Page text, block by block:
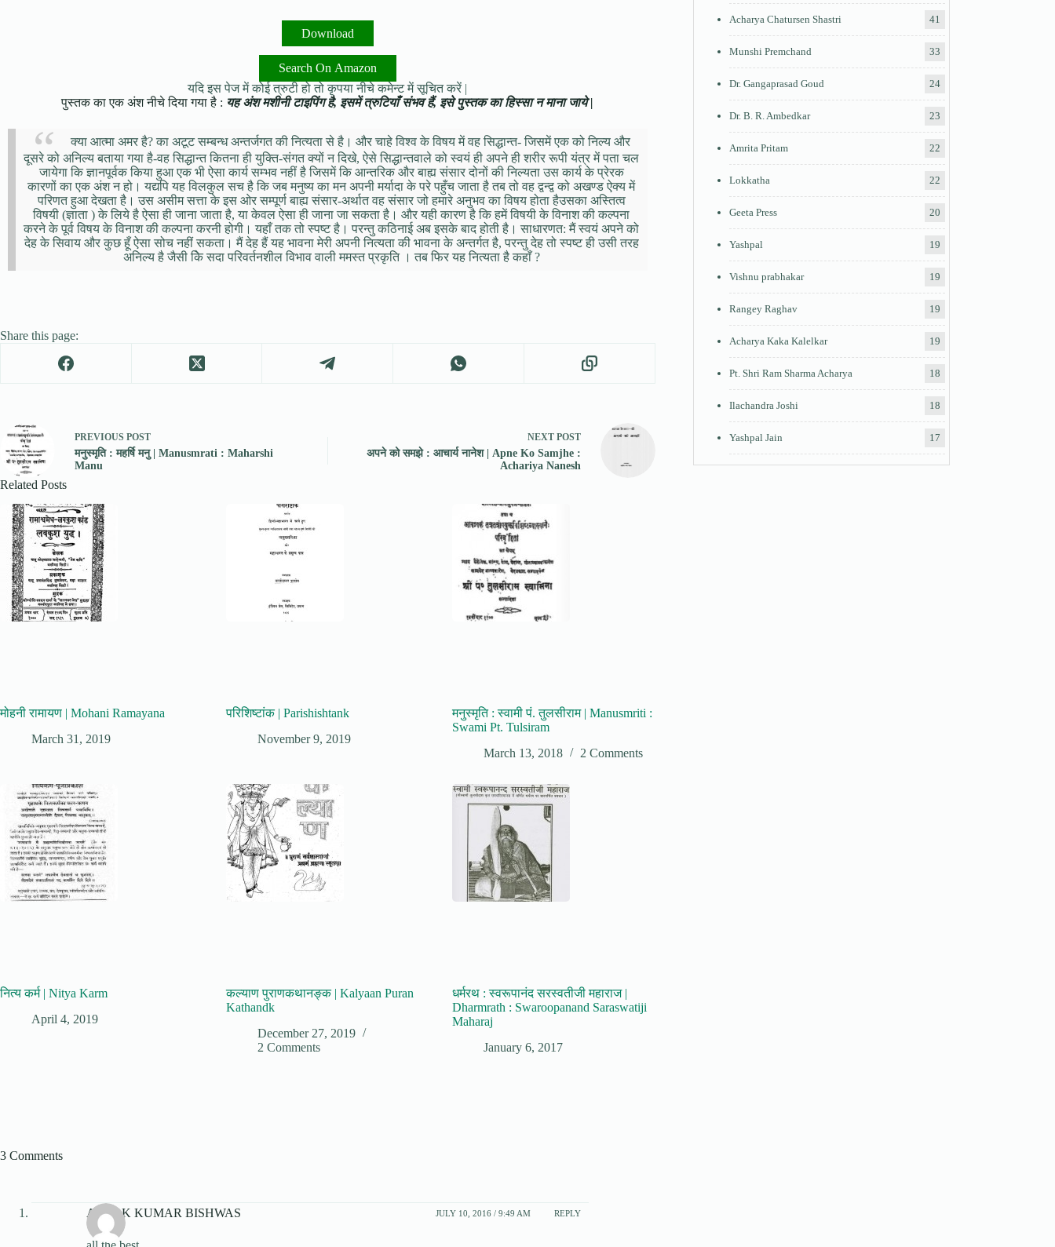
Download
Search On Amazon
यदि इस पेज में कोई त्रुटी हो तो कृपया नीचे कमेन्ट में सूचित करें |
पुस्तक का एक अंश नीचे दिया गया है : यह अंश मशीनी टाइपिंग है, इसमें त्रुटियाँ संभव हैं, इसे पुस्तक का हिस्सा न माना जाये |
क्या आत्मा अमर है? का अटूट सम्बन्ध अन्तर्जगत की नित्यता से है। और चाहे विश्व के विषय में वह सिद्धान्त- जिसमें एक को निल्य और
दूसरे को अनिल्य बताया गया है-वह सिद्धान्त कितना ही युक्ति-संगत क्यों न दिखे, ऐसे सिद्धान्तवाले को स्वयं ही अपने ही शरीर रूपी यंत्र में पता चल
जायेगा कि ज्ञानपूर्वक किया हुआ एक भी ऐसा कार्य सम्भव नहीं है जिसमें कि आन्तरिक और बाह्य संसार दोनों की निल्यता उस कार्य के प्रेरक
कारणों का एक अंश न हो। यद्यपि यह विलकुल सच है कि जब मनुष्य का मन अपनी मर्यादा के परे पहुँच जाता है तब तो वह द्वन्द्व को अखण्ड ऐक्य में
परिणत हुआ देखता है। उस असीम सत्ता के इस ओर सम्पूर्ण बाह्य संसार-अर्थात वह संसार जो हमारे अनुभव का विषय होता हैउसका अस्तित्व
विषयी (ज्ञाता ) के लिये है ऐसा ही जाना जाता है, या केवल ऐसा ही जाना जा सकता है। और यही कारण है कि हमें विषयी के विनाश की कल्पना
करने के पूर्व विषय के विनाश की कल्पना करनी होगी। यहाँ तक तो स्पष्ट है। परन्तु कठिनाई अब इसके बाद होती है। साधारणत: मैं स्वयं अपने को
देह के सिवाय और कुछ हूँ ऐसा सोच नहीं सकता। मैं देह हैं यह भावना मेरी अपनी नित्यता की भावना के अन्तर्गत है, परन्तु देह तो स्पष्ट ही उसी तरह
अनिल्य है जैसी केि सदा परिवर्तनशील विभाव वाली ममस्त प्रकृति । तब फिर यह नित्यता है कहाँ ?
Share this page:
PREVIOUS POST
मनुस्मृति : महर्षि मनु | Manusmrati : Maharshi
Manu
NEXT POST
अपने को समझे : आचार्य नानेश | Apne Ko Samjhe :
Achariya Nanesh
Related Posts
मोहनी रामायण | Mohani Ramayana
March 31, 2019
परिशिष्टांक | Parishishtank
November 9, 2019
मनुस्मृति : स्वामी पं. तुलसीराम | Manusmriti :
Swami Pt. Tulsiram
March 13, 2018
2 Comments
नित्य कर्म | Nitya Karm
April 4, 2019
कल्याण पुराणकथानङ्क | Kalyaan Puran
Kathandk
December 27, 2019
2 Comments
धर्मरथ : स्वरूपानंद सरस्वतीजी महाराज |
Dharmrath : Swaroopanand Saraswatiji
Maharaj
January 6, 2017
Acharya Chatursen Shastri 41
Munshi Premchand 33
Dr. Gangaprasad Goud 24
Dr. B. R. Ambedkar 23
Amrita Pritam 22
Lokkatha 22
Geeta Press 20
Yashpal 19
Vishnu prabhakar 19
Rangey Raghav 19
Acharya Kaka Kalelkar 19
Pt. Shri Ram Sharma Acharya 18
Ilachandra Joshi 18
Yashpal Jain 17
3 Comments
ASHOK KUMAR BISHWAS JULY 10, 2016 / 9:49 AM REPLY